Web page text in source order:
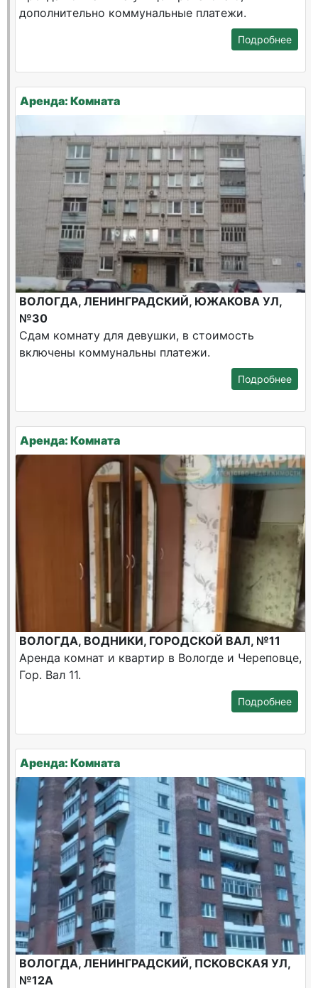
дополнительно коммунальные платежи.
Подробнее
Аренда: Комната
ВОЛОГДА, ЛЕНИНГРАДСКИЙ, ЮЖАКОВА УЛ,
№30
Сдам комнату для девушки, в стоимость
включены коммунальны платежи.
Подробнее
Аренда: Комната
ВОЛОГДА, ВОДНИКИ, ГОРОДСКОЙ ВАЛ, №11
Аренда комнат и квартир в Вологде и Череповце,
Гор. Вал 11.
Подробнее
Аренда: Комната
ВОЛОГДА, ЛЕНИНГРАДСКИЙ, ПСКОВСКАЯ УЛ,
№12А